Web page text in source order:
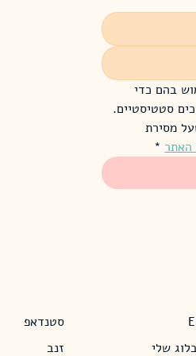
אני מאשר/ת את מסירת הפרטים מרצוני החופשי והשימוש בהם כדי
אני מודע/ת שאוכל לבטל את הרישום שלי בכל עת, ושעל מסירת
האתר *
סטנדאפ
זנב
שלי